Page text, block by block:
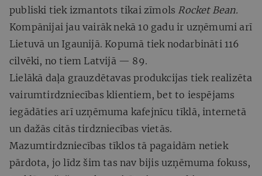
publiski tiek izmantots tikai zīmols Rocket Bean.
Kompānijai jau vairāk nekā 10 gadu ir uzņēmumi arī
Lietuvā un Igaunijā. Kopumā tiek nodarbināti 116
cilvēki, no tiem Latvijā — 89.
Lielākā daļa grauzdētavas produkcijas tiek realizēta
vairumtirdzniecības klientiem, bet to iespējams
iegādāties arī uzņēmuma kafejnīcu tīklā, internetā
un dažās citās tirdzniecības vietās.
Mazumtirdzniecības tīklos tā pagaidām netiek
pārdota, jo līdz šim tas nav bijis uzņēmuma fokuss,